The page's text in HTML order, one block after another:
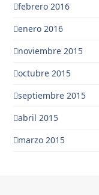
febrero 2016
enero 2016
noviembre 2015
octubre 2015
septiembre 2015
abril 2015
marzo 2015